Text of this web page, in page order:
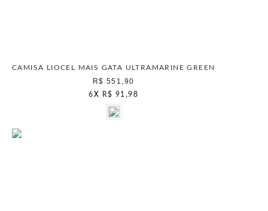
CAMISA LIOCEL MAIS GATA ULTRAMARINE GREEN
R$ 551,90
6 X R$ 91,98